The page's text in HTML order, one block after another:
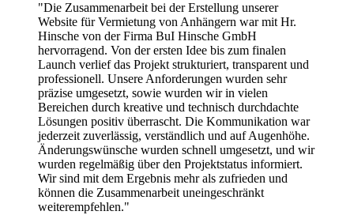
"Die Zusammenarbeit bei der Erstellung unserer
Website für Vermietung von Anhängern war mit Hr.
Hinsche von der Firma BuI Hinsche GmbH
hervorragend. Von der ersten Idee bis zum finalen
Launch verlief das Projekt strukturiert, transparent und
professionell. Unsere Anforderungen wurden sehr
präzise umgesetzt, sowie wurden wir in vielen
Bereichen durch kreative und technisch durchdachte
Lösungen positiv überrascht. Die Kommunikation war
jederzeit zuverlässig, verständlich und auf Augenhöhe.
Änderungswünsche wurden schnell umgesetzt, und wir
wurden regelmäßig über den Projektstatus informiert.
Wir sind mit dem Ergebnis mehr als zufrieden und
können die Zusammenarbeit uneingeschränkt
weiterempfehlen."